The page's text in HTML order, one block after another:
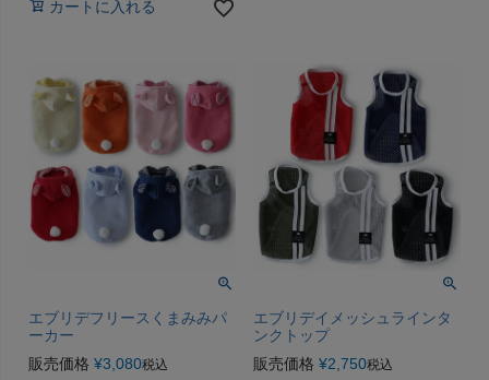
カートに入れる
エブリデフリースくまみみパ
ーカー
販売価格 ¥3,080税込
エブリデイメッシュラインタ
ンクトップ
販売価格 ¥2,750税込